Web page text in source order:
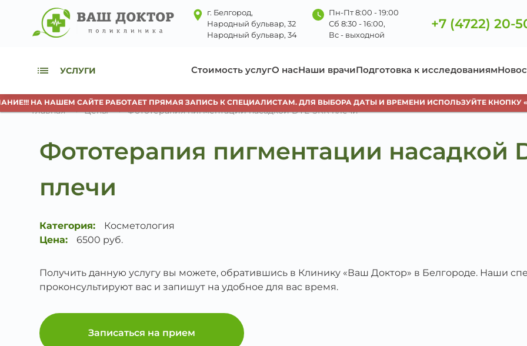
г. Белгород,
Народный бульвар, 32
Народный бульвар, 34
Пн-Пт 8:00 - 19:00
Сб 8:30 - 16:00,
Вс - выходной
+7 (4722) 20-
УСЛУГИ Стоимость услугО насНаши врачиПодготовка к исследованиям
НА НАШЕМ САЙТЕ РАБОТАЕТ ПРЯМАЯ ЗАПИСЬ К СПЕЦИАЛИСТАМ. ДЛЯ ВЫБОРА ДАТЫ И ВРЕМЕНИ ИСПОЛЬЗУЙТЕ КНОПКУ
Главная Цены Фототерапия пигментации насадкой DYE-SRR плечи
Фототерапия пигментации насадкой
плечи
Категория:
Косметология
Цена:
6500 руб.
Получить данную услугу вы можете, обратившись в Клинику «Ваш Доктор» в Белгороде. Наши
проконсультируют вас и запишут на удобное для вас время.
Записаться на прием